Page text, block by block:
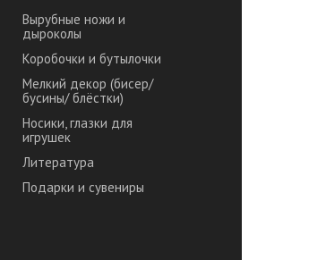
Вырубные ножи и
дыроколы
Коробочки и бутылочки
Мелкий декор (бисер/
бусины/ блёстки)
Носики, глазки для
игрушек
Литература
Подарки и сувениры